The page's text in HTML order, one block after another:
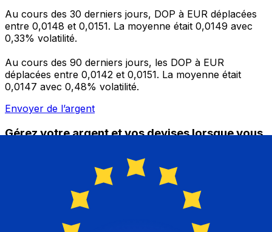
Au cours des 30 derniers jours, DOP à EUR déplacées
entre 0,0148 et 0,0151. La moyenne était 0,0149 avec
0,33% volatilité.
Au cours des 90 derniers jours, les DOP à EUR
déplacées entre 0,0142 et 0,0151. La moyenne était
0,0147 avec 0,48% volatilité.
Envoyer de l’argent
Gérez votre argent et vos devises lorsque vous
L'application Xe réunit toutes les fonctionnalités
nécessaires pour vos transferts d'argent internationaux
et la gestion de vos devises. Convertissez des devises,
programmez des alertes de taux et transférez de